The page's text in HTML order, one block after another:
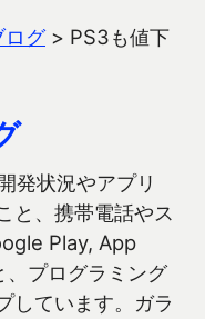
グ> PS3も値下
発状況やアプリ
と、携帯電話やス
Play, App
プログラミング
しています。ガラ